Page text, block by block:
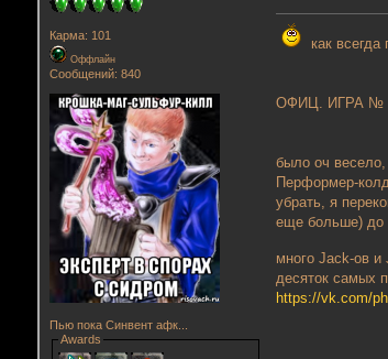
Карма: 101
Оффлайн
Сообщений: 840
Пью пока Синвент афк...
Awards
как
ОФИЦ. ИГРА №
было оч
Перформер-
убрать, я
еще больше) до
много Jack-ов и
десяток самых
https://vk.com/